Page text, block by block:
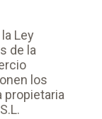
Ley
de la
los
propietaria